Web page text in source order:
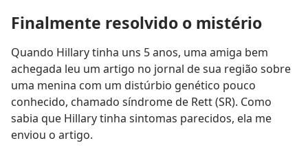
Finalmente resolvido o mistério
Quando Hillary tinha uns 5 anos, uma amiga bem
achegada leu um artigo no jornal de sua região sobre
uma menina com um distúrbio genético pouco
conhecido, chamado síndrome de Rett (SR). Como
sabia que Hillary tinha sintomas parecidos, ela me
enviou o artigo.